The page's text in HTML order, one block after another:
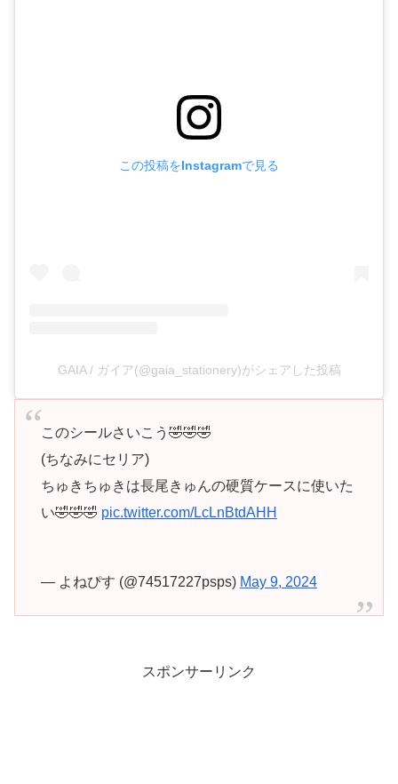
この投稿をInstagramで見る
GAIA / ガイア(@gaia_stationery)がシェアした投稿
このシールさいこう🤣🤣🤣
(ちなみにセリア)
ちゅきちゅきは長尾きゅんの硬質ケースに使いた
い🤣🤣🤣 pic.twitter.com/LcLnBtdAHH
— よねぴす (@74517227psps) May 9, 2024
スポンサーリンク